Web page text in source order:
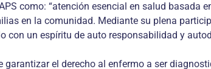
como: “atención esencial en salud
en la comunidad. Mediante su plena
con un espíritu de auto responsabilidad y
el derecho al enfermo a ser